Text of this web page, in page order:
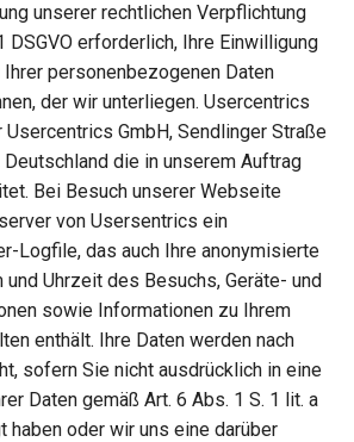
unserer rechtlichen Verpflichtung
DSGVO erforderlich, Ihre Einwilligung
personenbezogenen Daten
der wir unterliegen. Usercentrics
GmbH, Sendlinger Straße
Deutschland die in unserem Auftrag
Bei Besuch unserer Webseite
von Usersentrics ein
Logfile, das auch Ihre anonymisierte
Uhrzeit des Besuchs, Geräte- und
sowie Informationen zu Ihrem
enthält. Ihre Daten werden nach
sofern Sie nicht ausdrücklich in eine
Daten gemäß Art. 6 Abs. 1 S. 1 lit. a
haben oder wir uns eine darüber